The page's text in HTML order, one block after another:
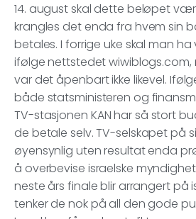
14. august skal dette beløpet
krangles det enda fra hvem sin
betales. I forrige uke skal man
ifølge nettstedet wiwiblogs.com,
var det åpenbart ikke likevel.
både statsministeren og
TV-stasjonen KAN har så stort
de betale selv. TV-selskapet på
øyensynlig uten resultat enda
å overbevise israelske
neste års finale blir arrangert på
tenker de nok på all den gode